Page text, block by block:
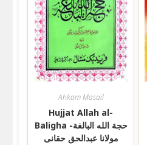
Ahkam Masail
Hujjat Allah al-
Baligha حجة الله البالغة-
مولانا عبدالحق حقانی